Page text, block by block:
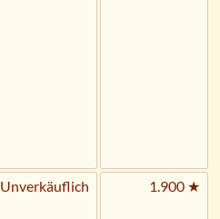
Unverkäuflich 1.900 ★